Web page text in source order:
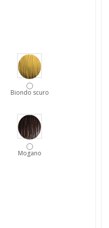
Biondo scuro
Mogano